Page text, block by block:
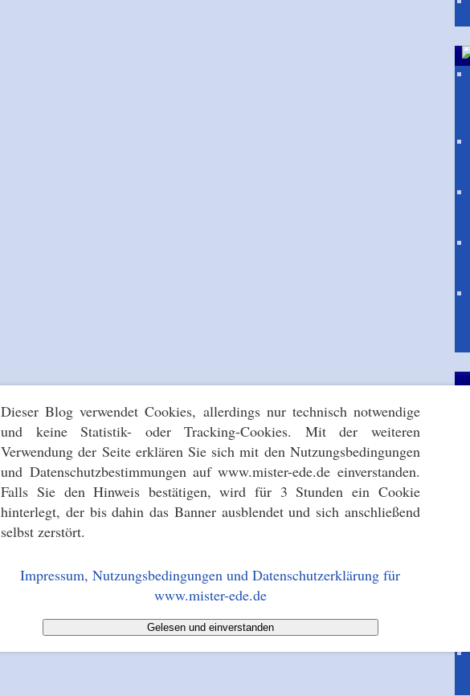
Dieser Blog verwendet Cookies, allerdings nur technisch notwendige
und keine Statistik- oder Tracking-Cookies. Mit der weiteren
Verwendung der Seite erklären Sie sich mit den Nutzungsbedingungen
und Datenschutzbestimmungen auf www.mister-ede.de einverstanden.
Falls Sie den Hinweis bestätigen, wird für 3 Stunden ein Cookie
hinterlegt, der bis dahin das Banner ausblendet und sich anschließend
selbst zerstört.
Impressum, Nutzungsbedingungen und Datenschutzerklärung für
www.mister-ede.de
Gelesen und einverstanden